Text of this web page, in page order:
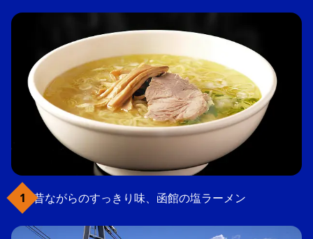
昔ながらのすっきり味、函館の塩ラーメン